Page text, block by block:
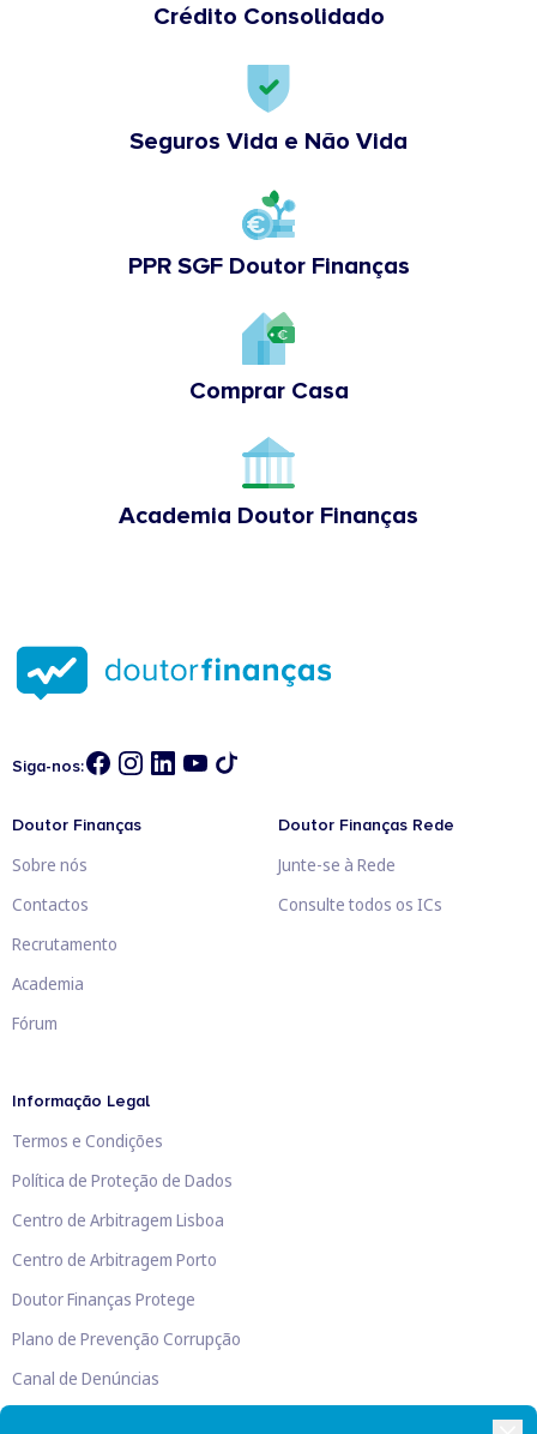
Crédito Consolidado
Seguros Vida e Não Vida
PPR SGF Doutor Finanças
Comprar Casa
Academia Doutor Finanças
Siga-nos:
Doutor Finanças
Sobre nós
Contactos
Recrutamento
Academia
Fórum
Doutor Finanças Rede
Junte-se à Rede
Consulte todos os ICs
Informação Legal
Termos e Condições
Política de Proteção de Dados
Centro de Arbitragem Lisboa
Centro de Arbitragem Porto
Doutor Finanças Protege
Plano de Prevenção Corrupção
Canal de Denúncias